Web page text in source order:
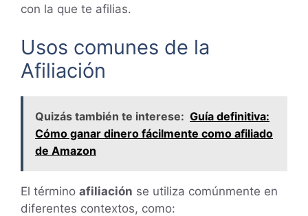
con la que te afilias.
Usos comunes de la
Afiliación
Quizás también te interese: Guía definitiva:
Cómo ganar dinero fácilmente como afiliado
de Amazon
El término afiliación se utiliza comúnmente en
diferentes contextos, como: